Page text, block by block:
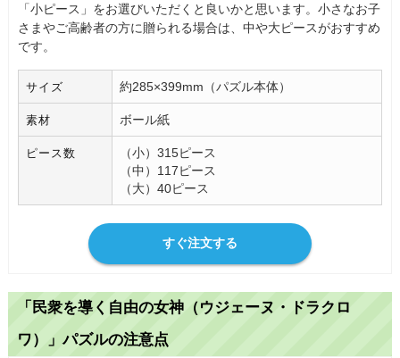
「小ピース」をお選びいただくと良いかと思います。小さなお子
さまやご高齢者の方に贈られる場合は、中や大ピースがおすすめ
です。
サイズ 約285×399mm（パズル本体）
素材 ボール紙
ピース数
（小）315ピース
（中）117ピース
（大）40ピース
すぐ注文する
「民衆を導く自由の女神（ウジェーヌ・ドラクロ
ワ）」パズルの注意点